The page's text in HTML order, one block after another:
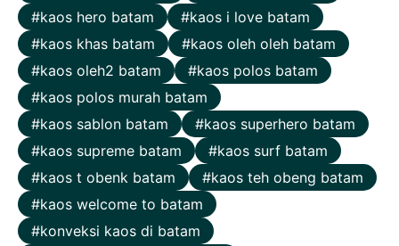
kaos hero batam
kaos i love batam
kaos khas batam
kaos oleh oleh batam
kaos oleh2 batam
kaos polos batam
kaos polos murah batam
kaos sablon batam
kaos superhero batam
kaos supreme batam
kaos surf batam
kaos t obenk batam
kaos teh obeng batam
kaos welcome to batam
konveksi kaos di batam